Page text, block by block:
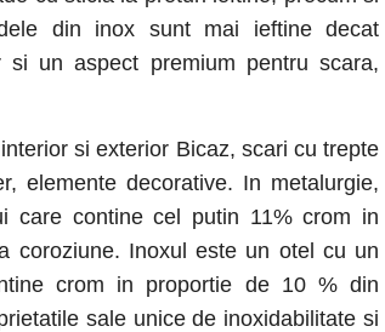
din inox sunt mai ieftine decat
un aspect premium pentru scara,
si exterior Bicaz, scari cu trepte
elemente decorative. In metalurgie,
care contine cel putin 11% crom in
coroziune. Inoxul este un otel cu un
crom in proportie de 10 % din
sale unice de inoxidabilitate si